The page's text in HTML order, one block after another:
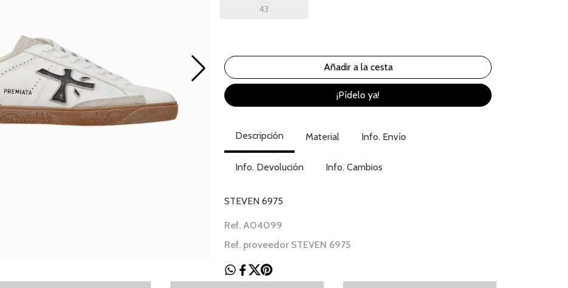
43
¡Pídelo ya!
Descripción Material Info. Envío
Info. Devolución Info. Cambios
STEVEN 6975
Ref. A04099
Ref. proveedor STEVEN 6975